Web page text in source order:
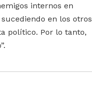
internos en
en los otros
político. Por lo tanto,